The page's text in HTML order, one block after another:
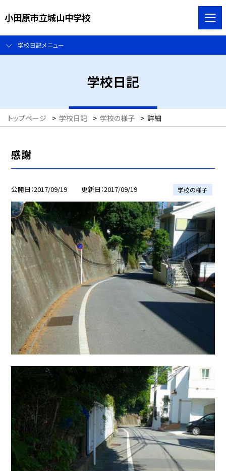
小田原市立城山中学校
学校日記メニュー
学校日記
トップページ > 学校日記 > 学校の様子 > 詳細
感謝
公開日 2017/09/19 更新日 2017/09/19 学校の様子